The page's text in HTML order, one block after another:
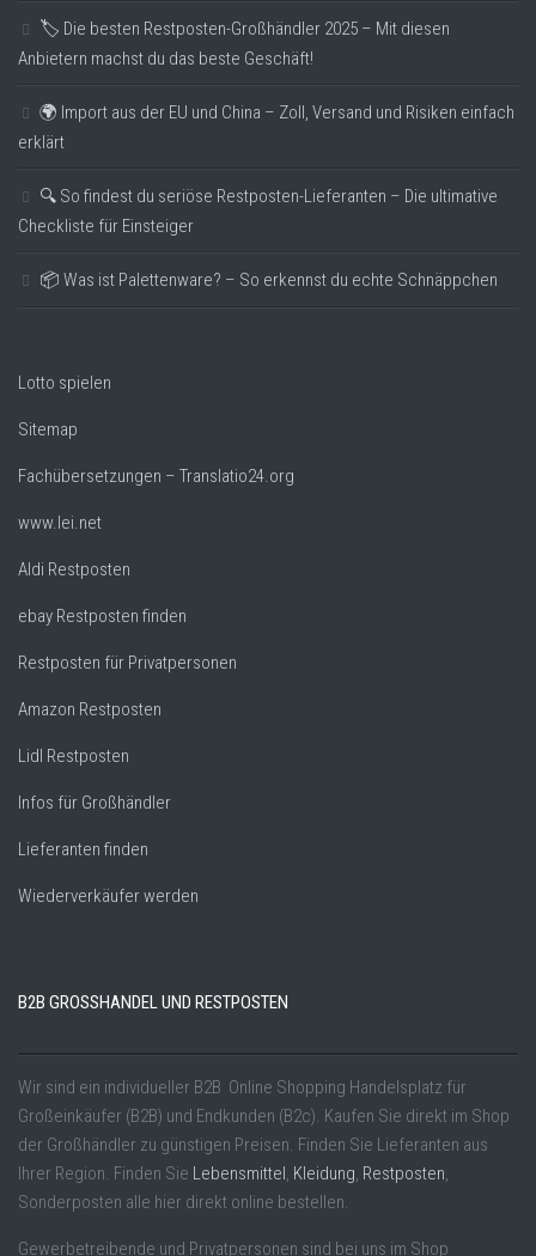
🏷️ Die besten Restposten-Großhändler 2025 – Mit diesen
Anbietern machst du das beste Geschäft!
🌍 Import aus der EU und China – Zoll, Versand und Risiken einfach
erklärt
🔍 So findest du seriöse Restposten-Lieferanten – Die ultimative
Checkliste für Einsteiger
📦 Was ist Palettenware? – So erkennst du echte Schnäppchen
Lotto spielen
Sitemap
Fachübersetzungen – Translatio24.org
www.lei.net
Aldi Restposten
ebay Restposten finden
Restposten für Privatpersonen
Amazon Restposten
Lidl Restposten
Infos für Großhändler
Lieferanten finden
Wiederverkäufer werden
B2B GROSSHANDEL UND RESTPOSTEN
Wir sind ein individueller B2B Online Shopping Handelsplatz für
Großeinkäufer (B2B) und Endkunden (B2c). Kaufen Sie direkt im Shop
der Großhändler zu günstigen Preisen. Finden Sie Lieferanten aus
Ihrer Region. Finden Sie Lebensmittel Kleidung Restposten
Sonderposten alle hier direkt online bestellen.
Gewerbetreibende und Privatpersonen sind bei uns im Shop